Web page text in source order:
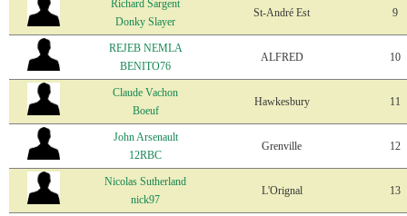
Richard Sargent
Donky Slayer
St-André Est 9
REJEB NEMLA
BENITO76
ALFRED 10
Claude Vachon
Boeuf
Hawkesbury 11
John Arsenault
12RBC
Grenville 12
Nicolas Sutherland
nick97
L'Orignal 13